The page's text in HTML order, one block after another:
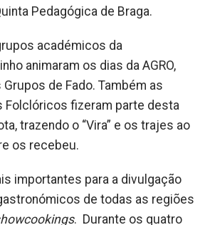
Pedagógica de Braga.
académicos da
animaram os dias da AGRO,
de Fado. Também as
Folclóricos fizeram parte desta
trazendo o “Vira” e os trajes ao
os recebeu.
importantes para a divulgação
de todas as regiões
howcookings. Durante os quatro